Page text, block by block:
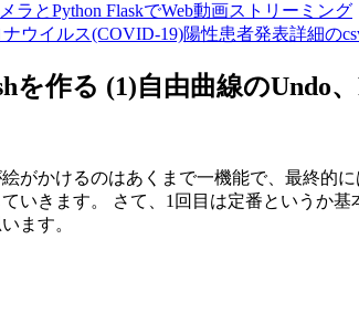
ラとPython FlaskでWeb動画ストリーミング
ウイルス(COVID-19)陽性患者発表詳細の
を作る (1)自由曲線のUndo
がかけるのはあくまで一機能で、最終的
いきます。 さて、1回目は定番というか
ます。